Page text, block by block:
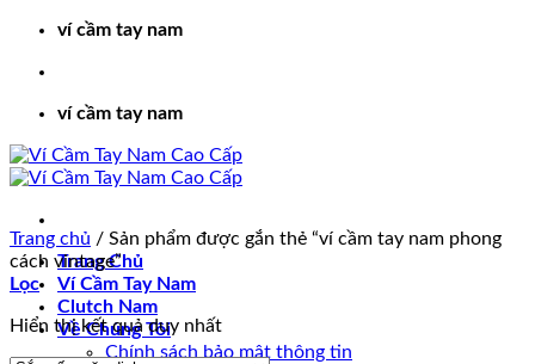
ví cầm tay nam
ví cầm tay nam
Trang Chủ
Ví Cầm Tay Nam
Clutch Nam
Về Chúng Tôi
Chính sách bảo mật thông tin
Trang chủ / Sản phẩm được gắn thẻ “ví cầm tay nam phong
cách vintage”
Lọc
Hiển thị kết quả duy nhất